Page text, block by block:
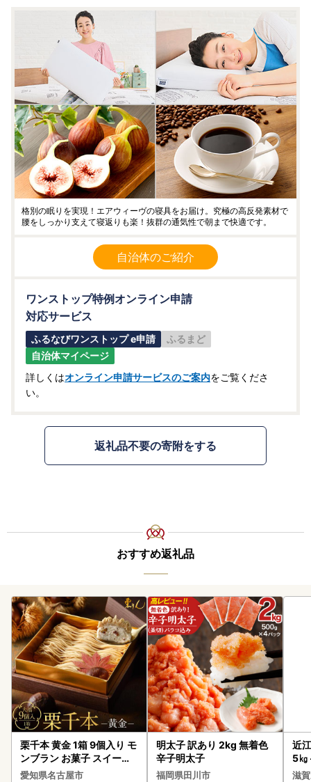
格別の眠りを実現！エアウィーヴの寝具をお届け。究極の高反発素材で
腰をしっかり支えて寝返りも楽！抜群の通気性で朝まで快適です。
自治体のご紹介
ワンストップ特例オンライン申請
対応サービス
ふるなびワンストップ e申請
ふるまど
自治体マイページ
詳しくはオンライン申請サービスのご案内をご覧くださ
い。
返礼品不要の寄附をする
おすすめ返礼品
栗千本 黄金 1箱 9個入り モ
ンブラン お菓子 スイーツ
デザート モンブラン 人気
愛知県名古屋市
明太子 訳あり 2kg 無着色
辛子明太子
福岡県田川市
近
5㎏
菜
滋